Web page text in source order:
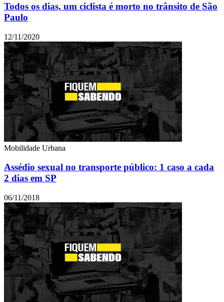
Todos os dias, um ciclista é morto no trânsito de São
Paulo
12/11/2020
Mobilidade Urbana
Assédio sexual no transporte público: 1 caso a cada
2 dias em SP
06/11/2018